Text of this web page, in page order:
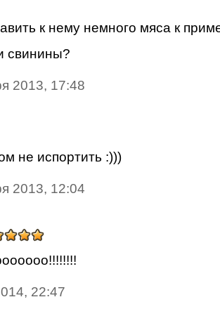
к нему немного мяса к
свинины?
2013, 17:48
не испортить :)))
2013, 12:04
22:47